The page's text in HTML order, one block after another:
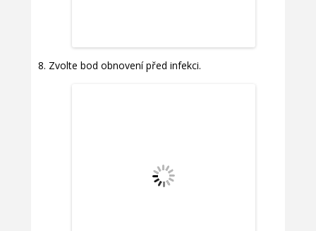
Zvolte bod obnovení před infekci.